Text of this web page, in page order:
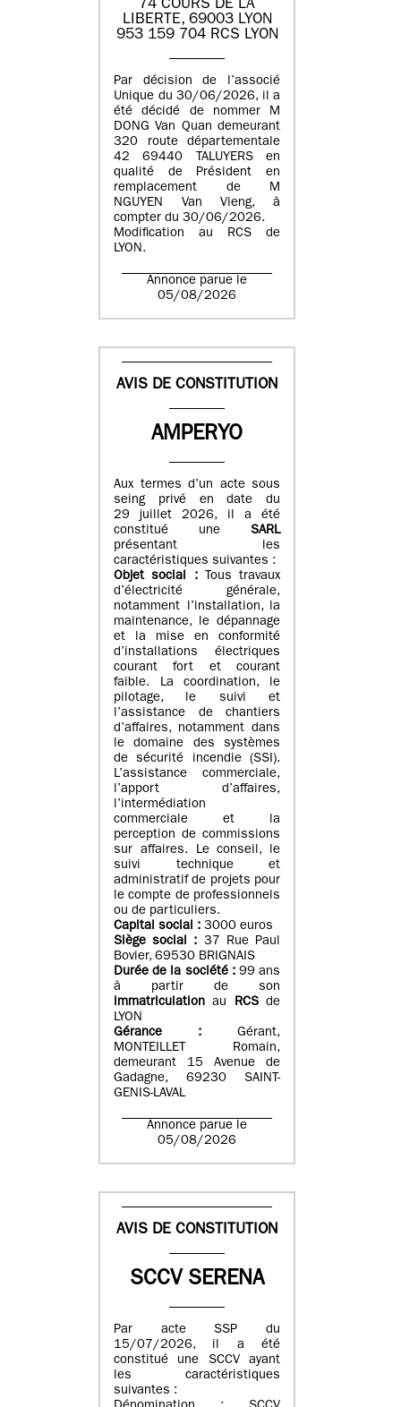
74 COURS DE LA
LIBERTE, 69003 LYON
953 159 704 RCS LYON
Par décision de l’associé
Unique du 30/06/2026, il a
été décidé de nommer M
DONG Van Quan demeurant
320 route départementale
42 69440 TALUYERS en
qualité de Président en
remplacement de M
NGUYEN Van Vieng, à
compter du 30/06/2026.
Modification au RCS de
LYON.
Annonce parue le
05/08/2026
AVIS DE CONSTITUTION
AMPERYO
Aux termes d’un acte sous
seing privé en date du
29 juillet 2026, il a été
constitué une SARL
présentant les
caractéristiques suivantes :
Objet social :
Tous travaux
d’électricité générale,
notamment l’installation, la
maintenance, le dépannage
et la mise en conformité
d’installations électriques
courant fort et courant
faible. La coordination, le
pilotage, le suivi et
l’assistance de chantiers
d’affaires, notamment dans
le domaine des systèmes
de sécurité incendie (SSI).
L’assistance commerciale,
l’apport d’affaires,
l’intermédiation
commerciale et la
perception de commissions
sur affaires. Le conseil, le
suivi technique et
administratif de projets pour
le compte de professionnels
ou de particuliers.
Capital social : 3000 euros
Siège social : 37 Rue Paul
Bovier, 69530 BRIGNAIS
Durée de la société : 99 ans
à partir de son
immatriculation au RCSde
LYON
Gérance :
Gérant,
MONTEILLET Romain,
demeurant 15 Avenue de
Gadagne, 69230 SAINT-
GENIS-LAVAL
Annonce parue le
05/08/2026
AVIS DE CONSTITUTION
SCCV SERENA
Par acte SSP du
15/07/2026, il a été
constitué une SCCV ayant
les caractéristiques
suivantes :